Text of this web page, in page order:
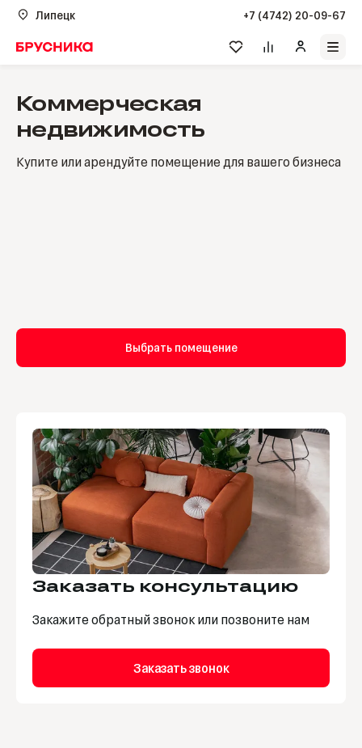
Липецк +7 (4742) 20-09-67
Коммерческая
недвижимость
Купите или арендуйте помещение для вашего бизнеса
Выбрать помещение
Заказать консультацию
Закажите обратный звонок или позвоните нам
Заказать звонок